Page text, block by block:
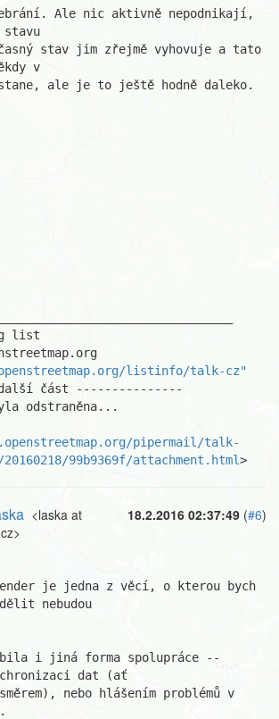
Ale nic aktivně nepodnikají,
stavu
stav jim zřejmě vyhovuje a tato
v
ale je to ještě hodně daleko.
list
listinfo/talk-cz"
část ---------------
odstraněna...
pipermail/talk-
99b9369f/attachment.html>
18.2.2016 02:37:49 (#6)
<laska at
je jedna z věcí, o kterou bych
nebudou
i jiná forma spolupráce --
dat (ať
nebo hlášením problémů v